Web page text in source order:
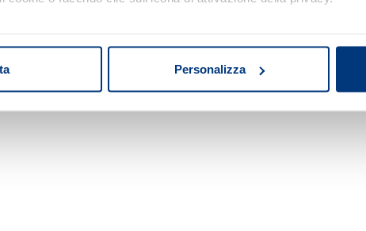
dispositivo, scansionandolo attivamente alla ricerca di
Personalizza